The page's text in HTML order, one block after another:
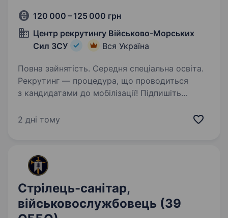
120 000 – 125 000 грн
Центр рекрутингу Військово-Морських
Сил ЗСУ
Вся Україна
Повна зайнятість. Середня спеціальна освіта.
Рекрутинг — процедура, що проводиться
з кандидатами до мобілізації! Підпишіть
обрати місце служби та отримати всі
2 дні тому
Стрілець-санітар,
військовослужбовець (39